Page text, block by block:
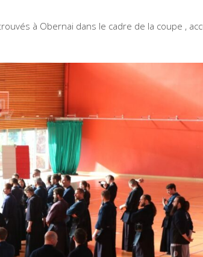
à Obernai dans le cadre de la coupe ,